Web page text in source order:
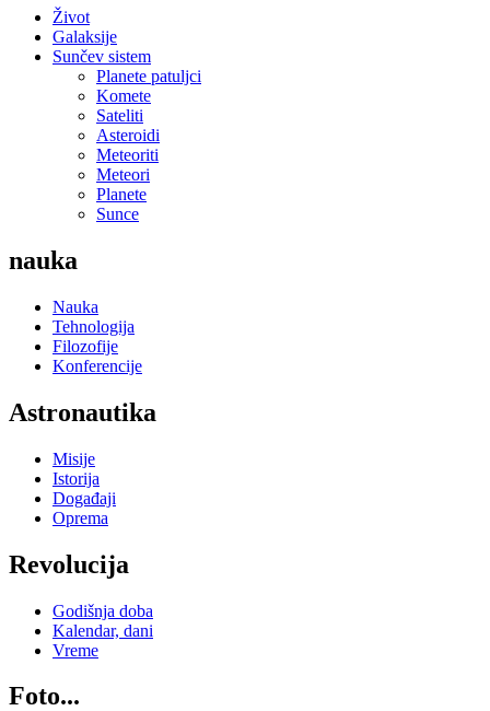
Život
Galaksije
Sunčev sistem
Planete patuljci
Komete
Sateliti
Asteroidi
Meteoriti
Meteori
Planete
Sunce
nauka
Nauka
Tehnologija
Filozofije
Konferencije
Astronautika
Misije
Istorija
Događaji
Oprema
Revolucija
Godišnja doba
Kalendar, dani
Vreme
Foto...